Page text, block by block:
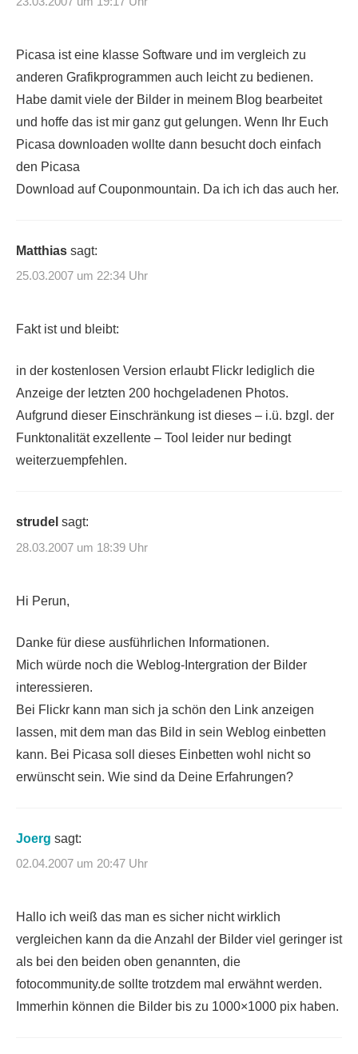
Picasa ist eine klasse Software und im vergleich zu
anderen Grafikprogrammen auch leicht zu bedienen.
Habe damit viele der Bilder in meinem Blog bearbeitet
und hoffe das ist mir ganz gut gelungen. Wenn Ihr Euch
Picasa downloaden wollte dann besucht doch einfach
den Picasa
Download auf Couponmountain. Da ich ich das auch her.
Matthias sagt:
25.03.2007 um 22:34 Uhr
Fakt ist und bleibt:
in der kostenlosen Version erlaubt Flickr lediglich die
Anzeige der letzten 200 hochgeladenen Photos.
Aufgrund dieser Einschränkung ist dieses – i.ü. bzgl. der
Funktonalität exzellente – Tool leider nur bedingt
weiterzuempfehlen.
strudel sagt:
28.03.2007 um 18:39 Uhr
Hi Perun,
Danke für diese ausführlichen Informationen.
Mich würde noch die Weblog-Intergration der Bilder
interessieren.
Bei Flickr kann man sich ja schön den Link anzeigen
lassen, mit dem man das Bild in sein Weblog einbetten
kann. Bei Picasa soll dieses Einbetten wohl nicht so
erwünscht sein. Wie sind da Deine Erfahrungen?
Joerg sagt:
02.04.2007 um 20:47 Uhr
Hallo ich weiß das man es sicher nicht wirklich
vergleichen kann da die Anzahl der Bilder viel geringer ist
als bei den beiden oben genannten, die
fotocommunity.de sollte trotzdem mal erwähnt werden.
Immerhin können die Bilder bis zu 1000×1000 pix haben.